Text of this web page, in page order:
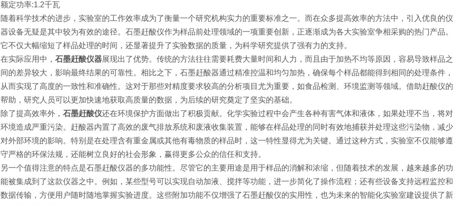
额定功率:1.2千瓦
随着科学技术的进步，实验室的工作效率成为了衡量一个研究机构实力的重要标准之一。而在众多提高效率的方法中，引入优良的仪
器设备无疑是其中较为有效的途径。石墨赶酸仪作为样品前处理领域的一项重要创新，正逐渐成为各大实验室争相采购的热门产品。
它不仅大幅缩短了样品处理的时间，还显著提升了实验数据的质量，为科学研究提供了强有力的支持。
在实际应用中， 石墨赶酸仪器展现出了优势。传统的方法往往需要耗费大量时间和人力，而且由于加热不均等原因，容易导致样品之
间的差异较大，影响最终结果的可靠性。相比之下，石墨赶酸器通过精准控温和均匀加热，确保每个样品都能得到相同的处理条件，
从而实现了高度的一致性和准确性。这对于那些对精度要求较高的分析项目尤为重要，如食品检测、环境监测等领域。借助赶酸仪的
帮助，研究人员可以更加快速地获取高质量的数据，为后续的研究奠定了坚实的基础。
除了提高效率外， 石墨赶酸仪还在环境保护方面做出了积极贡献。化学实验过程中会产生各种有害气体和液体，如果处理不当，将对
环境造成严重污染。赶酸器内置了高效的废气排放系统和废液收集装置，能够在样品处理的同时有效地捕获并处理这些污染物，减少
对外部环境的影响。特别是在处理含有重金属或其他有毒物质的样品时，这一特性显得尤为关键。通过这种方式，实验室不仅能够遵
守严格的环保法规，还能树立良好的社会形象，赢得更多公众的信任和支持。
另一个值得注意的特点是石墨赶酸仪器的多功能性。尽管它的主要用途是用于样品的消解和浓缩，但随着技术的发展，越来越多的功
能被集成到了这款仪器之中。例如，某些型号可以实现自动加液、搅拌等功能，进一步简化了操作流程；还有些设备支持远程监控和
数据传输，方便用户随时随地掌握实验进度。这些附加功能不仅增强了石墨赶酸仪的实用性，也为未来的智能化实验室建设提供了新